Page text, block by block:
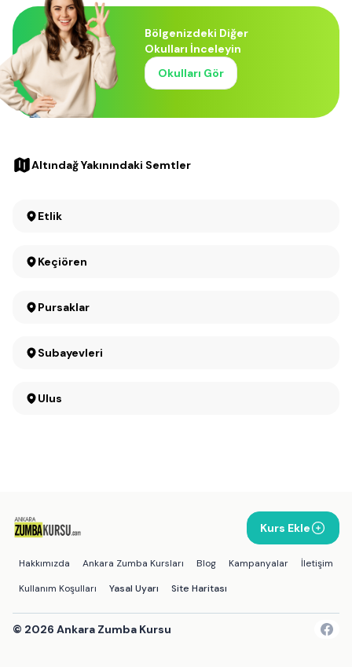
Bölgenizdeki Diğer
Okulları İnceleyin
Okulları Gör
Altındağ Yakınındaki Semtler
Etlik
Keçiören
Pursaklar
Subayevleri
Ulus
Kurs Ekle
Hakkımızda Ankara Zumba Kursları Blog Kampanyalar
İletişim
Kullanım Koşulları
Yasal Uyarı Site Haritası
© 2026 Ankara Zumba Kursu